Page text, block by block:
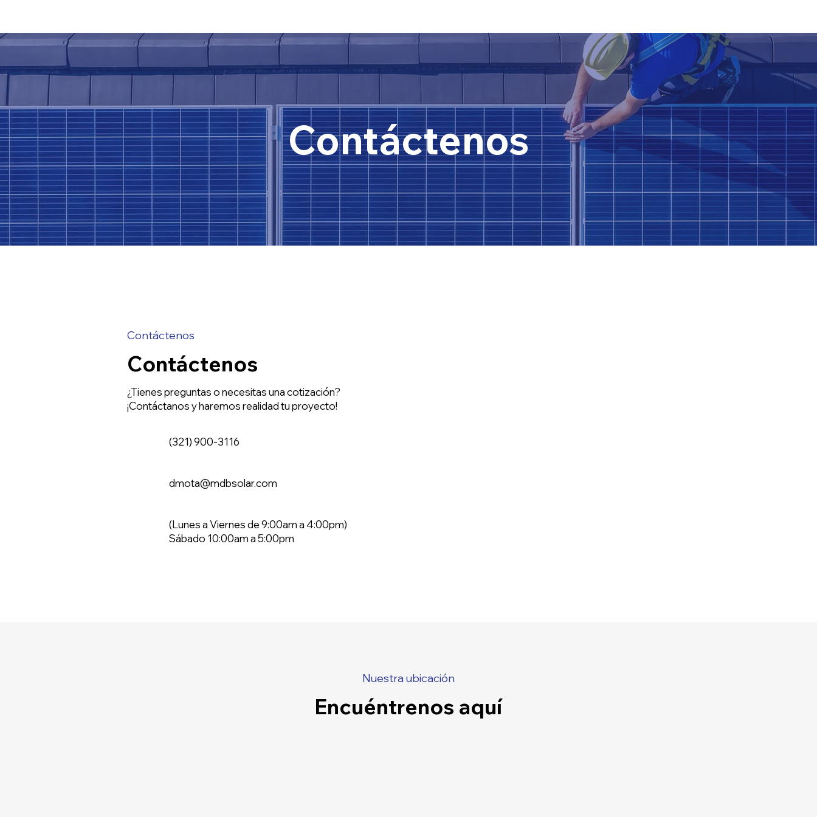
Contáctenos
Contáctenos
Contáctenos
¿Tienes preguntas o necesitas una cotización?
¡Contáctanos y haremos realidad tu proyecto!
(321) 900-3116
dmota@mdbsolar.com
(Lunes a Viernes de 9:00am a 4:00pm)
Sábado 10:00am a 5:00pm
Nuestra ubicación
Encuéntrenos aquí